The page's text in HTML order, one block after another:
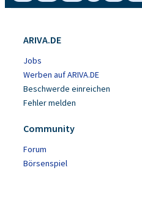
ARIVA.DE
Jobs
Werben auf ARIVA.DE
Beschwerde einreichen
Fehler melden
Community
Forum
Börsenspiel